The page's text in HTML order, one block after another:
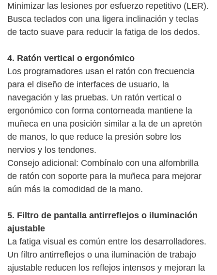
Minimizar las lesiones por esfuerzo repetitivo (LER).
Busca teclados con una ligera inclinación y teclas
de tacto suave para reducir la fatiga de los dedos.
4. Ratón vertical o ergonómico
Los programadores usan el ratón con frecuencia
para el diseño de interfaces de usuario, la
navegación y las pruebas. Un ratón vertical o
ergonómico con forma contorneada mantiene la
muñeca en una posición similar a la de un apretón
de manos, lo que reduce la presión sobre los
nervios y los tendones.
Consejo adicional: Combínalo con una alfombrilla
de ratón con soporte para la muñeca para mejorar
aún más la comodidad de la mano.
5. Filtro de pantalla antirreflejos o iluminación
ajustable
La fatiga visual es común entre los desarrolladores.
Un filtro antirreflejos o una iluminación de trabajo
ajustable reducen los reflejos intensos y mejoran la